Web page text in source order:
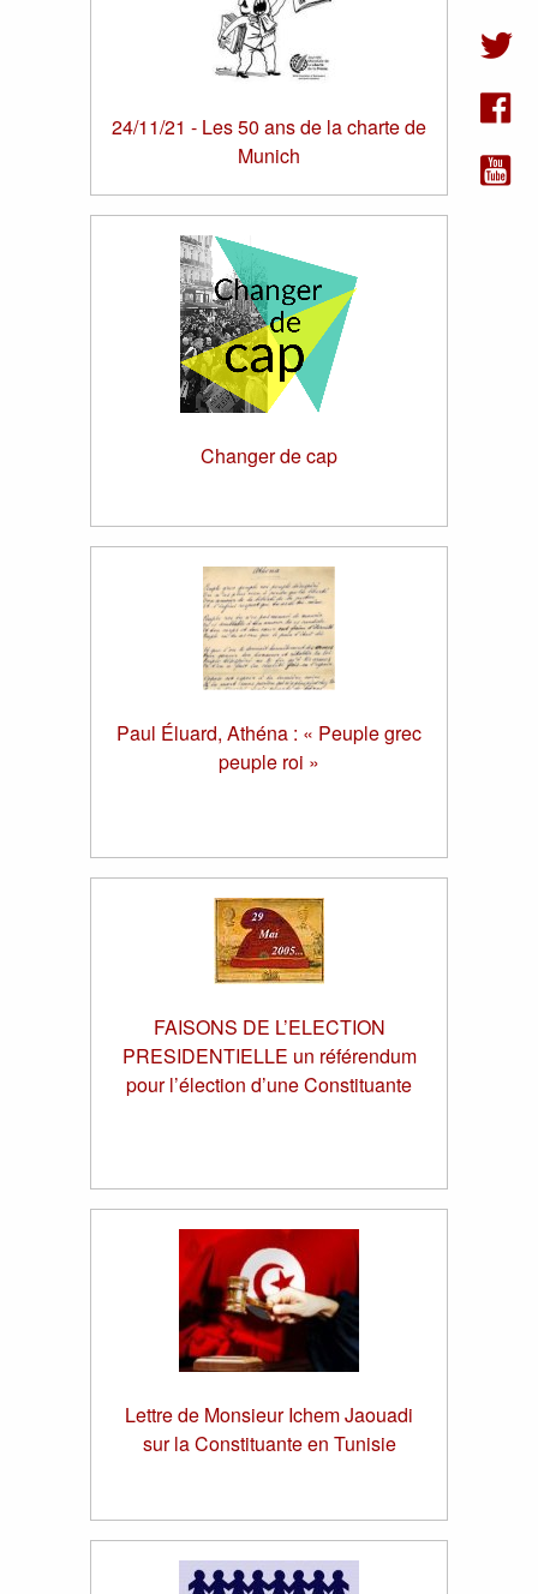
24/11/21 - Les 50 ans de la charte de
Munich
Changer de cap
Paul Éluard, Athéna : « Peuple grec
peuple roi »
FAISONS DE L’ELECTION
PRESIDENTIELLE un référendum
pour l’élection d’une Constituante
Lettre de Monsieur Ichem Jaouadi
sur la Constituante en Tunisie